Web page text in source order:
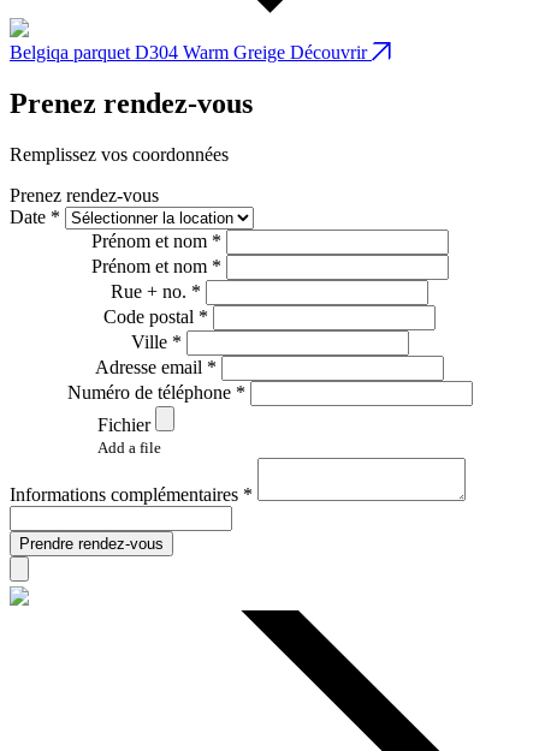
Belgiqa parquet D304 Warm Greige Découvrir
Prenez rendez-vous
Remplissez vos coordonnées
Prenez rendez-vous
Date *
Prénom et nom *
Prénom et nom *
Rue + no. *
Code postal *
Ville *
Adresse email *
Numéro de téléphone *
Fichier
Add a file
Informations complémentaires *
Prendre rendez-vous